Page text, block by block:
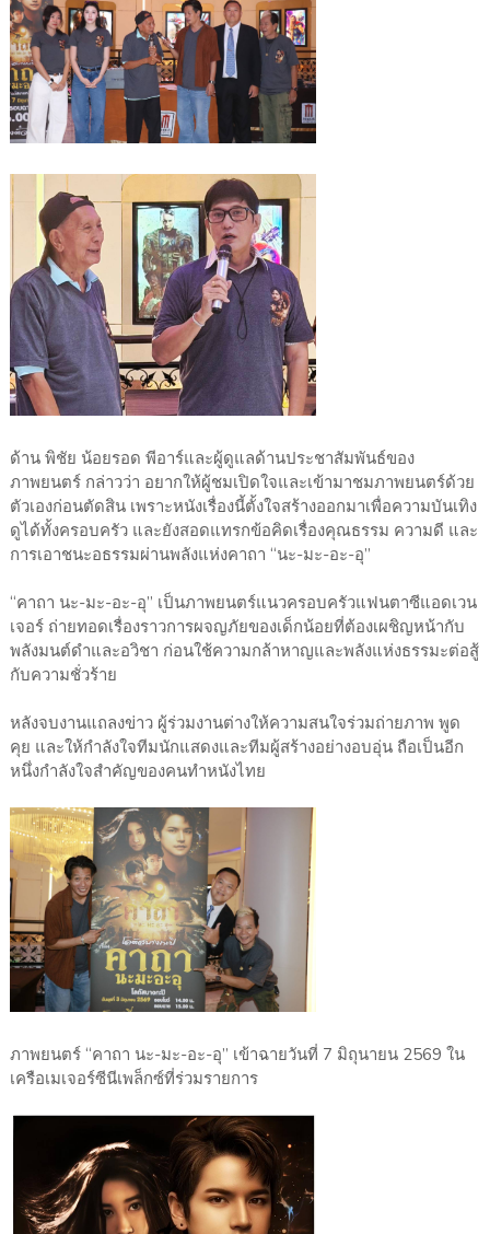
ด้าน พิชัย น้อยรอด พีอาร์และผู้ดูแลด้านประชาสัมพันธ์ของ
ภาพยนตร์ กล่าวว่า อยากให้ผู้ชมเปิดใจและเข้ามาชมภาพยนตร์ด้วย
ตัวเองก่อนตัดสิน เพราะหนังเรื่องนี้ตั้งใจสร้างออกมาเพื่อความบันเทิง
ดูได้ทั้งครอบครัว และยังสอดแทรกข้อคิดเรื่องคุณธรรม ความดี และ
การเอาชนะอธรรมผ่านพลังแห่งคาถา “นะ-มะ-อะ-อุ”
“คาถา นะ-มะ-อะ-อุ” เป็นภาพยนตร์แนวครอบครัวแฟนตาซีแอดเวน
เจอร์ ถ่ายทอดเรื่องราวการผจญภัยของเด็กน้อยที่ต้องเผชิญหน้ากับ
พลังมนต์ดำและอวิชา ก่อนใช้ความกล้าหาญและพลังแห่งธรรมะต่อสู้
กับความชั่วร้าย
หลังจบงานแถลงข่าว ผู้ร่วมงานต่างให้ความสนใจร่วมถ่ายภาพ พูด
คุย และให้กำลังใจทีมนักแสดงและทีมผู้สร้างอย่างอบอุ่น ถือเป็นอีก
หนึ่งกำลังใจสำคัญของคนทำหนังไทย
ภาพยนตร์ “คาถา นะ-มะ-อะ-อุ” เข้าฉายวันที่ 7 มิถุนายน 2569 ใน
เครือเมเจอร์ซีนีเพล็กซ์ที่ร่วมรายการ